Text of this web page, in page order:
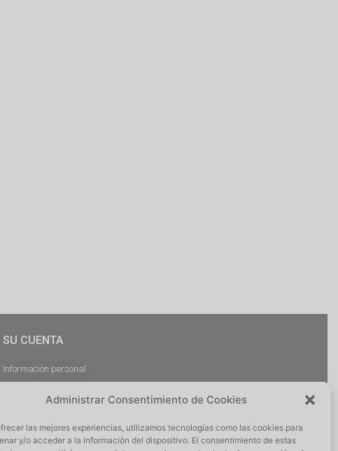
Administrar Consentimiento de Cookies
las mejores experiencias, utilizamos tecnologías como las cookies para
y/o acceder a la información del dispositivo. El consentimiento de estas
SU CUENTA
Información personal
Descargas
Cerrar Sesión